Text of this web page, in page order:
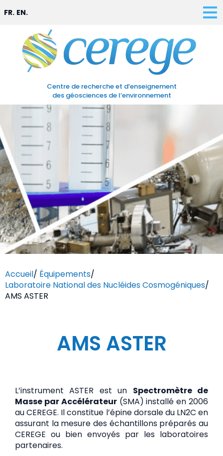
Centre de recherche et d’enseignement
des géosciences de l’environnement
FR. EN.
Accueil/ Équipements/
Laboratoire National des Nucléides Cosmogéniques/
AMS ASTER
AMS ASTER
L’instrument ASTER est un Spectromètre de
Masse par Accélérateur(SMA) installé en 2006
au CEREGE. Il constitue l’épine dorsale du LN2C en
assurant la mesure des échantillons préparés au
CEREGE ou bien envoyés par les laboratoires
partenaires.